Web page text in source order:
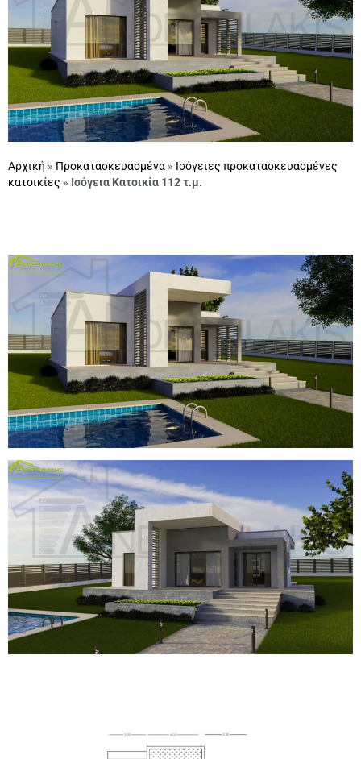
Αρχική » Προκατασκευασμένα » Ισόγειες προκατασκευασμένες
κατοικίες » Ισόγεια Κατοικία 112 τ.μ.